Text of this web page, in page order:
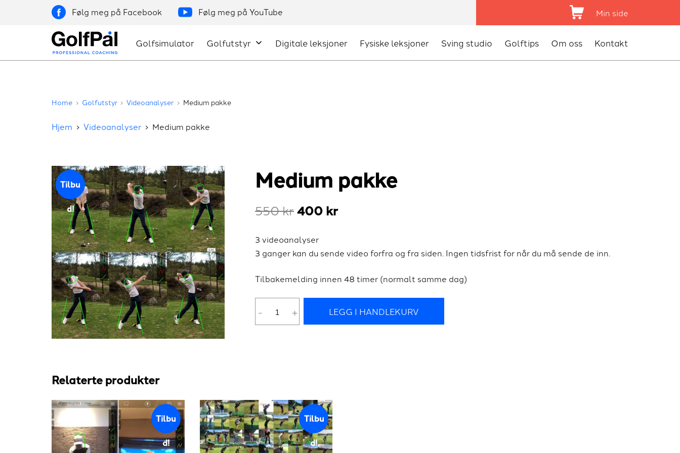
Facebook Youtube Shopping Cart
Min side
GolfPål
Golfsimulator Golfutstyr Digitale leksjoner Fysiske leksjoner Sving studio Golftips Om oss Kontakt
Home Golfutstyr Videoanalyser Medium pakke
Hjem Videoanalyser Medium pakke
Tilbu
d!
Medium pakke
550krOpprinnelig
var:
400 krNåværende
er:
3 videoanalyser
3 ganger kan du sende video forfra og fra siden. Ingen tidsfrist for når du må sende de inn.
Tilbakemelding innen 48 timer (normalt samme dag)
pakke
- + LEGG I HANDLEKURV
Relaterte produkter
Tilbu
d!
Tilbu
d!